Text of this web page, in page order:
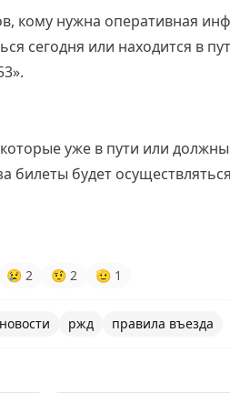
кому нужна оперативная
сегодня или находится в
уже в пути или
билеты будет
😢 2 🤨 2 🫡 1
новости ржд правила въезда